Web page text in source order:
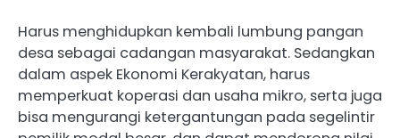
Harus menghidupkan kembali lumbung pangan
desa sebagai cadangan masyarakat. Sedangkan
dalam aspek Ekonomi Kerakyatan, harus
memperkuat koperasi dan usaha mikro, serta juga
bisa mengurangi ketergantungan pada segelintir